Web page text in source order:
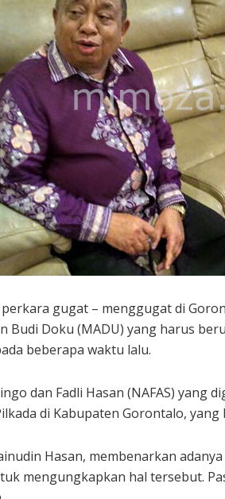
gugat – menggugat di
Budi Doku (MADU) yang harus
beberapa waktu lalu.
dan Fadli Hasan (NAFAS) yang
di Kabupaten Gorontalo, yang
Hasan, membenarkan
mengungkapkan hal tersebut.